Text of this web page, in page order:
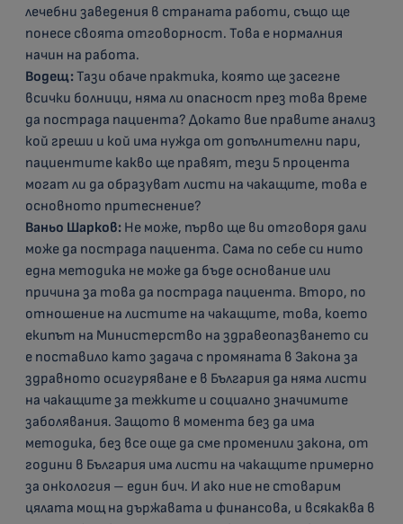
лечебни заведения в страната работи, също ще
понесе своята отговорност. Това е нормалния
начин на работа.
Водещ:Тази обаче практика, която ще засегне
всички болници, няма ли опасност през това време
да пострада пациента? Докато вие правите анализ
кой греши и кой има нужда от допълнителни пари,
пациентите какво ще правят, тези 5 процента
могат ли да образуват листи на чакащите, това е
основното притеснение?
Ваньо Шарков: Не може, първо ще ви отговоря дали
може да пострада пациента. Сама по себе си нито
една методика не може да бъде основание или
причина за това да пострада пациента. Второ, по
отношение на листите на чакащите, това, което
екипът на Министерство на здравеопазването си
е поставило като задача с промяната в Закона за
здравното осигуряване е в България да няма листи
на чакащите за тежките и социално значимите
заболявания. Защото в момента без да има
методика, без все още да сме променили закона, от
години в България има листи на чакащите примерно
за онкология – един бич. И ако ние не стоварим
цялата мощ на държавата и финансова, и всякаква в